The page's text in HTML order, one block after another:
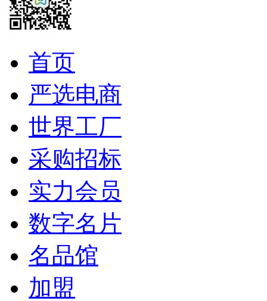
首页
严选电商
世界工厂
采购招标
实力会员
数字名片
名品馆
加盟